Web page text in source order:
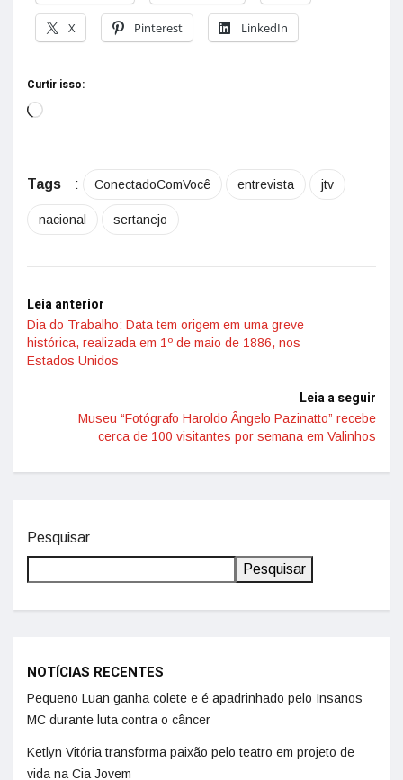
X Pinterest LinkedIn
Curtir isso:
Tags : ConectadoComVocê entrevista jtv
nacional sertanejo
Leia anterior
Dia do Trabalho: Data tem origem em uma greve
histórica, realizada em 1º de maio de 1886, nos
Estados Unidos
Leia a seguir
Museu “Fotógrafo Haroldo Ângelo Pazinatto” recebe
cerca de 100 visitantes por semana em Valinhos
Pesquisar
Pesquisar
NOTÍCIAS RECENTES
Pequeno Luan ganha colete e é apadrinhado pelo Insanos
MC durante luta contra o câncer
Ketlyn Vitória transforma paixão pelo teatro em projeto de
vida na Cia Jovem